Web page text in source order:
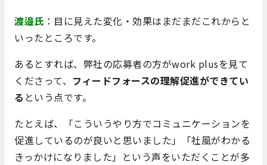
渡邉氏 ：目に見えた変化・効果はまだまだこれからと
いったところです。
あるとすれば、弊社の応募者の方がwork plusを見て
くださって、 フィードフォースの理解促進ができてい
る という点です。
たとえば、「こういうやり方でコミュニケーションを
促進しているのが良いと思いました」「社風がわかる
きっかけになりました」という声をいただくことが多